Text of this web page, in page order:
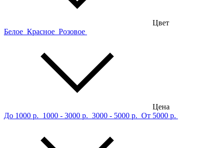
Цвет
Белое Красное Розовое
Цена
До 1000 р. 1000 - 3000 р. 3000 - 5000 р. От 5000 р.